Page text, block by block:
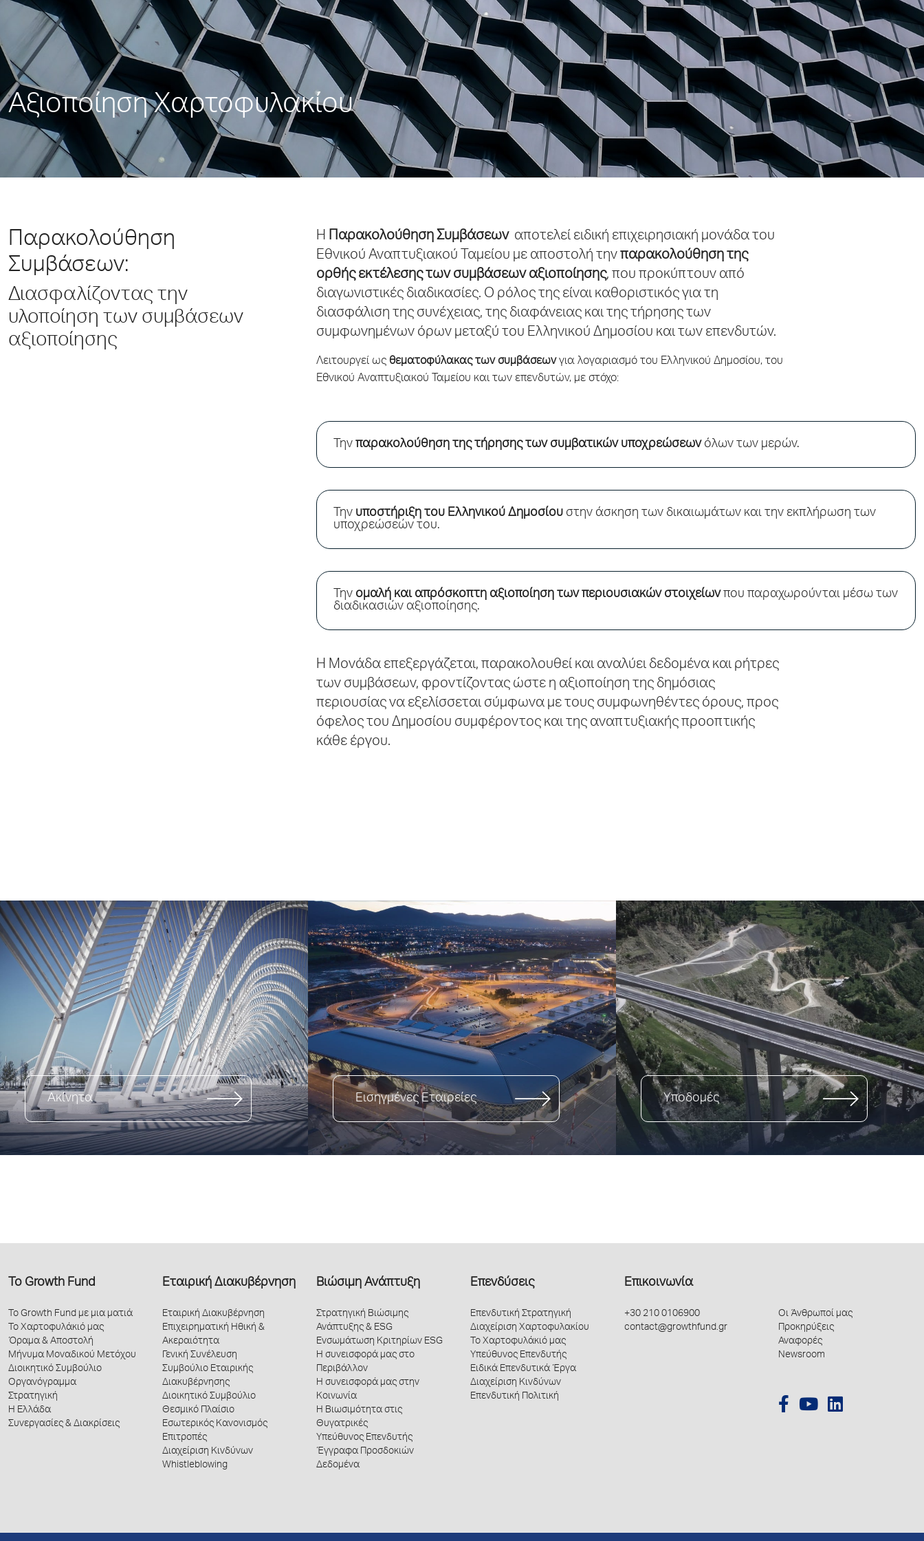
Αξιοποίηση Χαρτοφυλακίου
Παρακολούθηση
Συμβάσεων:
Διασφαλίζοντας την
υλοποίηση των συμβάσεων
αξιοποίησης
Η Παρακολούθηση Συμβάσεωναποτελεί ειδική επιχειρησιακή μονάδα του
Εθνικού Αναπτυξιακού Ταμείου με αποστολή την παρακολούθηση της
ορθής εκτέλεσης των συμβάσεων αξιοποίησης, που προκύπτουν από
διαγωνιστικές διαδικασίες. Ο ρόλος της είναι καθοριστικός για τη
διασφάλιση της συνέχειας, της διαφάνειας και της τήρησης των
συμφωνημένων όρων μεταξύ του Ελληνικού Δημοσίου και των επενδυτών.
Λειτουργεί ως θεματοφύλακας των συμβάσεωνγια λογαριασμό του Ελληνικού Δημοσίου, του
Εθνικού Αναπτυξιακού Ταμείου και των επενδυτών, με στόχο:
Την παρακολούθηση της τήρησης των συμβατικών υποχρεώσεωνόλων των μερών.
Την υποστήριξη του Ελληνικού Δημοσίου στην άσκηση των δικαιωμάτων και την εκπλήρωση των
υποχρεώσεών του.
Την ομαλή και απρόσκοπτη αξιοποίηση των περιουσιακών στοιχείωνπου παραχωρούνται μέσω των
διαδικασιών αξιοποίησης.
Η Μονάδα επεξεργάζεται, παρακολουθεί και αναλύει δεδομένα και ρήτρες
των συμβάσεων, φροντίζοντας ώστε η αξιοποίηση της δημόσιας
περιουσίας να εξελίσσεται σύμφωνα με τους συμφωνηθέντες όρους, προς
όφελος του Δημοσίου συμφέροντος και της αναπτυξιακής προοπτικής
κάθε έργου.
Ακίνητα Εισηγμένες Εταιρείες Υποδομές
Το Growth Fund
Το Growth Fund με μια ματιά
Το Χαρτοφυλάκιό μας
Όραμα & Αποστολή
Μήνυμα Μοναδικού Μετόχου
Διοικητικό Συμβούλιο
Οργανόγραμμα
Στρατηγική
Η Ελλάδα
Συνεργασίες & Διακρίσεις
Εταιρική Διακυβέρνηση
Εταιρική Διακυβέρνηση
Επιχειρηματική Ηθική &
Ακεραιότητα
Γενική Συνέλευση
Συμβούλιο Εταιρικής
Διακυβέρνησης
Διοικητικό Συμβούλιο
Θεσμικό Πλαίσιο
Εσωτερικός Κανονισμός
Επιτροπές
Διαχείριση Κινδύνων
Whistleblowing
Βιώσιμη Ανάπτυξη
Στρατηγική Βιώσιμης
Ανάπτυξης & ESG
Ενσωμάτωση Κριτηρίων ESG
Η συνεισφορά μας στο
Περιβάλλον
Η συνεισφορά μας στην
Κοινωνία
Η Βιωσιμότητα στις
Θυγατρικές
Υπεύθυνος Επενδυτής
Έγγραφα Προσδοκιών
Δεδομένα
Επενδύσεις
Επενδυτική Στρατηγική
Διαχείριση Χαρτοφυλακίου
Το Χαρτοφυλάκιό μας
Υπεύθυνος Επενδυτής
Ειδικά Επενδυτικά Έργα
Διαχείριση Κινδύνων
Επενδυτική Πολιτική
Επικοινωνία
+30 210 0106900
contact@growthfund.gr
Οι Άνθρωποί μας
Προκηρύξεις
Αναφορές
Newsroom